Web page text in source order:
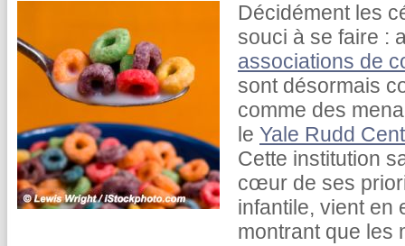
Décidément les
souci à se faire :
associations de
sont désormais
comme des
le Yale Rudd
Cette institution
cœur de ses
infantile, vient en
montrant que les